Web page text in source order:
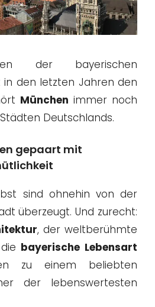
der bayerischen
in den letzten Jahren den
München immer noch
Deutschlands.
gepaart mit
sind ohnehin von der
überzeugt. Und zurecht:
, der weltberühmte
bayerische Lebensart
zu einem beliebten
der lebenswertesten